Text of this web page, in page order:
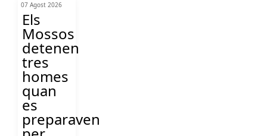
07 Agost 2026
Els
Mossos
detenen
tres
homes
quan
es
preparaven